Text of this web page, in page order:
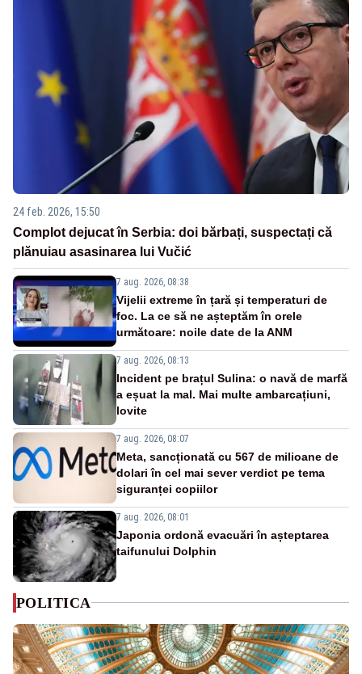
24 feb. 2026, 15:50
Complot dejucat în Serbia: doi bărbați, suspectați că
plănuiau asasinarea lui Vučić
7 aug. 2026, 08:38
Vijelii extreme în țară și temperaturi de
foc. La ce să ne așteptăm în orele
următoare: noile date de la ANM
7 aug. 2026, 08:13
Incident pe brațul Sulina: o navă de marfă
a eșuat la mal. Mai multe ambarcațiuni,
lovite
7 aug. 2026, 08:07
Meta, sancționată cu 567 de milioane de
dolari în cel mai sever verdict pe tema
siguranței copiilor
7 aug. 2026, 08:01
Japonia ordonă evacuări în așteptarea
taifunului Dolphin
POLITICA